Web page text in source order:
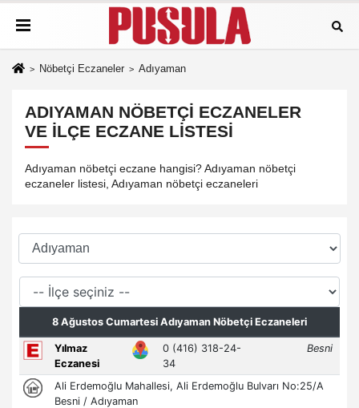
Nöbetçi Eczaneler Adıyaman
ADIYAMAN NÖBETÇI ECZANELER
VE İLÇE ECZANE LISTESI
Adıyaman nöbetçi eczane hangisi? Adıyaman nöbetçi
eczaneler listesi, Adıyaman nöbetçi eczaneleri